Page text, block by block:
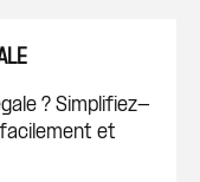
? Simplifiez-
facilement et